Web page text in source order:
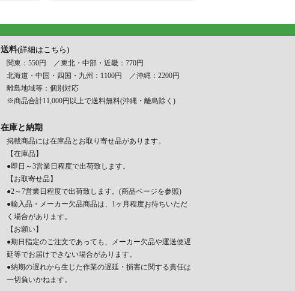
送料(詳細はこちら)
関東：550円 ／東北・中部・近畿：770円
北海道・中国・四国・九州：1100円 ／沖縄：2200円
離島地域等：個別対応
※商品合計11,000円以上で送料無料(沖縄・離島除く)
在庫と納期
掲載商品には在庫品とお取り寄せ品があります。
【在庫品】
●即日～3営業日程度で出荷致します。
【お取寄せ品】
●2～7営業日程度で出荷致します。(商品ページを参照)
●輸入品・メーカー欠品商品は、1ヶ月程度お待ちいただ
く場合があります。
【お願い】
●期日指定のご注文であっても、メーカー欠品や運送便遅
延等でお届けできない場合があります。
●納期の遅れから生じた作業の遅延・損害に関する責任は
一切負いかねます。